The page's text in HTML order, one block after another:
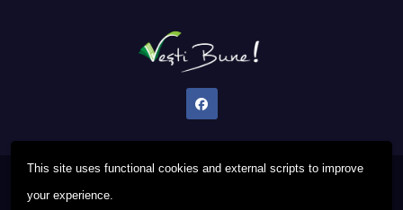
This site uses functional cookies and external scripts to improve
your experience.
Proudly powered by WordPress